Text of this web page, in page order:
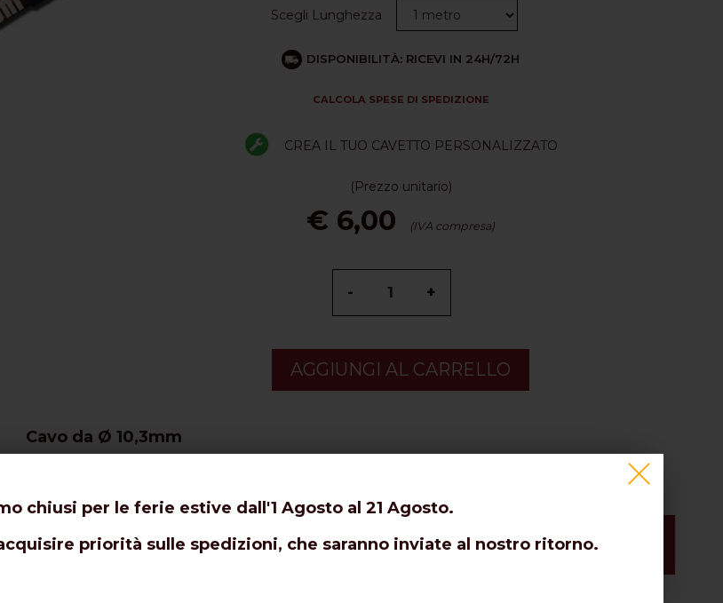
Scegli Lunghezza
DISPONIBILITÀ: RICEVI IN 24H/72H
CALCOLA SPESE DI SPEDIZIONE
CREA IL TUO CAVETTO PERSONALIZZATO
(Prezzo unitario)
€ 6,00 (IVA compresa)
- +
AGGIUNGI AL CARRELLO
Cavo da Ø 10,3mm
Connettori Schede Tecniche
chiusi per le ferie estive dall'1 Agosto al 21 Agosto.
priorità sulle spedizioni, che saranno inviate al nostro ritorno.